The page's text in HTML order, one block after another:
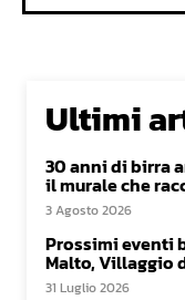
Ultimi
30 anni di birra
il murale che
3 Agosto 2026
Prossimi eventi
Malto, Villaggio
31 Luglio 2026